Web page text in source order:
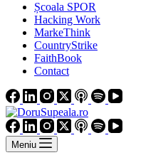
Școala SPOR
Hacking Work
MarkeThink
CountryStrike
FaithBook
Contact
Meniu